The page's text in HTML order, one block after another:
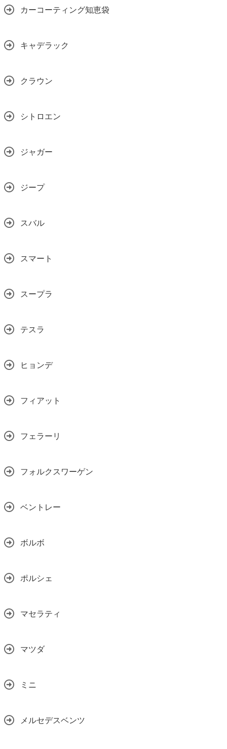
カーコーティング知恵袋
キャデラック
クラウン
シトロエン
ジャガー
ジープ
スバル
スマート
スープラ
テスラ
ヒョンデ
フィアット
フェラーリ
フォルクスワーゲン
ベントレー
ボルボ
ポルシェ
マセラティ
マツダ
ミニ
メルセデスベンツ